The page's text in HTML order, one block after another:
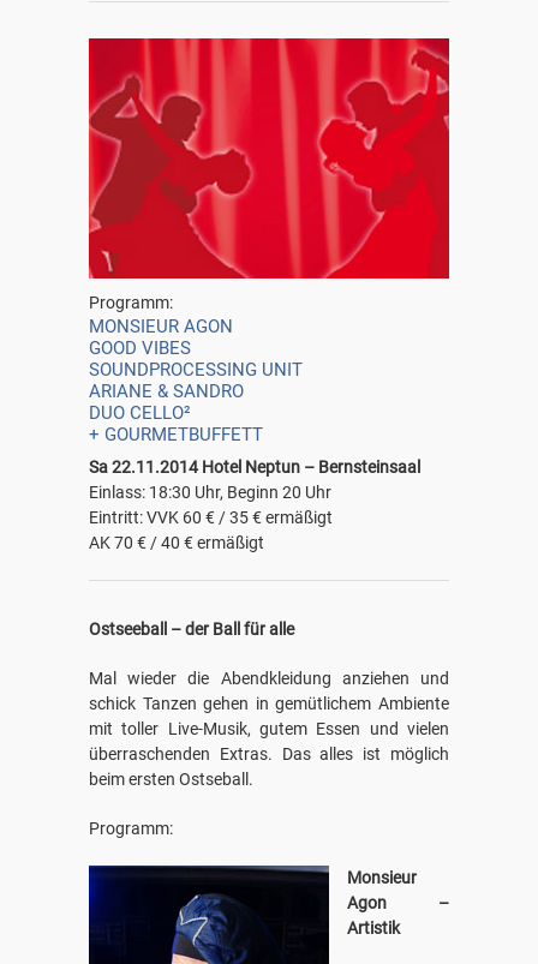
Programm:
MONSIEUR AGON
GOOD VIBES
SOUNDPROCESSING UNIT
ARIANE & SANDRO
DUO CELLO²
+ GOURMETBUFFETT
Sa 22.11.2014 Hotel Neptun – Bernsteinsaal
Einlass: 18:30 Uhr, Beginn 20 Uhr
Eintritt: VVK 60 € / 35 € ermäßigt
AK 70 € / 40 € ermäßigt
Ostseeball – der Ball für alle
Mal wieder die Abendkleidung anziehen und
schick Tanzen gehen in gemütlichem Ambiente
mit toller Live-Musik, gutem Essen und vielen
überraschenden Extras. Das alles ist möglich
beim ersten Ostseball.
Programm:
Monsieur
Agon –
Artistik